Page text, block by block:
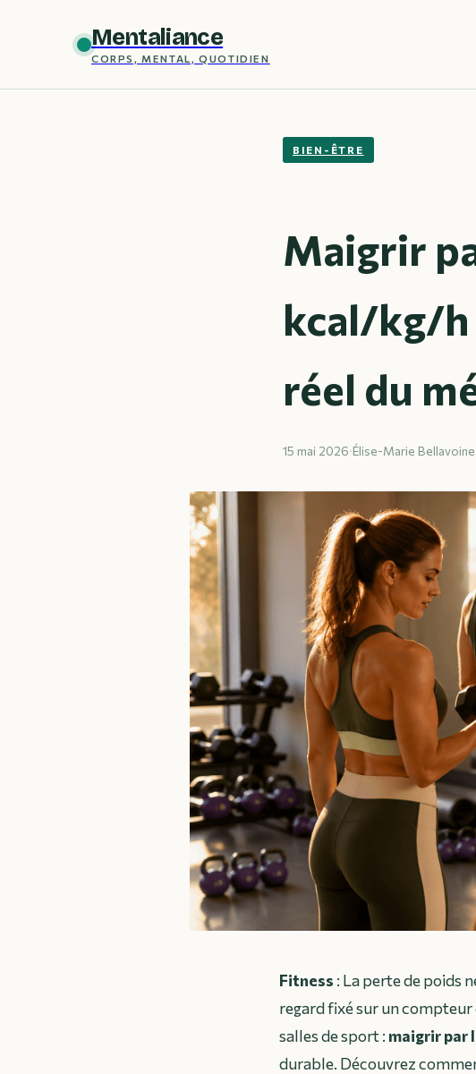
Mentaliance
CORPS, MENTAL, QUOTIDIEN
BIEN-ÊTRE
Maigrir
kcal/kg/
réel du
15 mai 2026·Élise-Marie Bellavoine
Fitness : La perte de poids
regard fixé sur un compteur
salles de sport : maigrir par
durable. Découvrez